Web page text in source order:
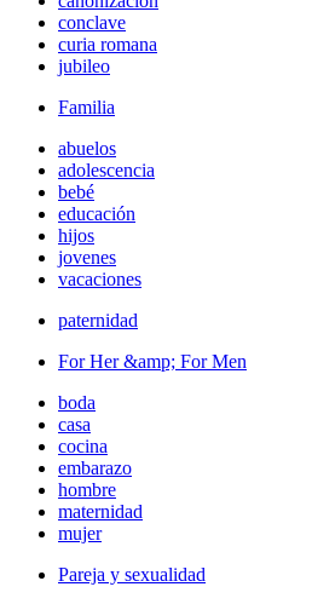
conclave
curia romana
jubileo
Familia
abuelos
adolescencia
bebé
educación
hijos
jovenes
vacaciones
paternidad
For Her &amp; For Men
boda
casa
cocina
embarazo
hombre
maternidad
mujer
Pareja y sexualidad